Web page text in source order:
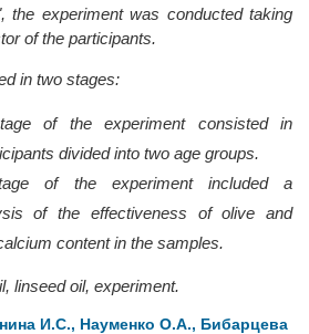
the experiment was conducted taking
of the participants.
in two stages:
of the experiment consisted in
divided into two age groups.
of the experiment included a
of the effectiveness of olive and
content in the samples.
linseed oil, experiment.
И.С., Науменко О.А., Бибарцева